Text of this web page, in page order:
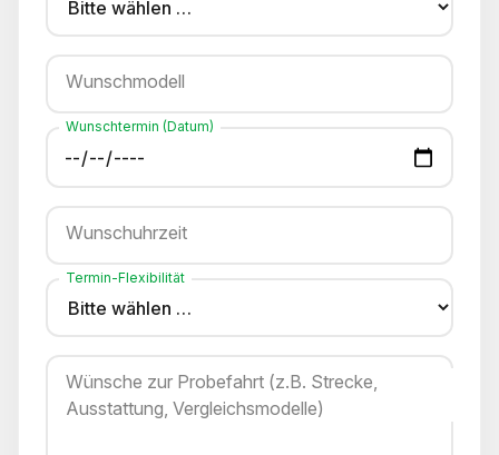
Wunschmodell
Wunschtermin (Datum)
Wunschuhrzeit
Termin-Flexibilität
Wünsche zur Probefahrt (z.B. Strecke,
Ausstattung, Vergleichsmodelle)